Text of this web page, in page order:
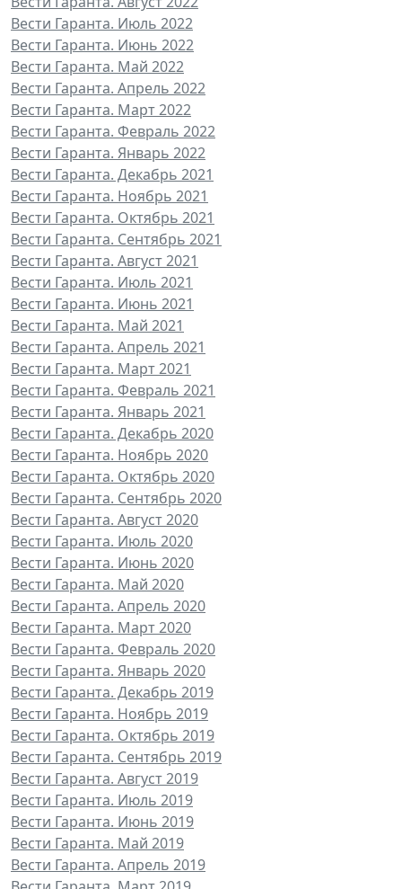
Вести Гаранта. Июль 2022
Вести Гаранта. Июнь 2022
Вести Гаранта. Май 2022
Вести Гаранта. Апрель 2022
Вести Гаранта. Март 2022
Вести Гаранта. Февраль 2022
Вести Гаранта. Январь 2022
Вести Гаранта. Декабрь 2021
Вести Гаранта. Ноябрь 2021
Вести Гаранта. Октябрь 2021
Вести Гаранта. Сентябрь 2021
Вести Гаранта. Август 2021
Вести Гаранта. Июль 2021
Вести Гаранта. Июнь 2021
Вести Гаранта. Май 2021
Вести Гаранта. Апрель 2021
Вести Гаранта. Март 2021
Вести Гаранта. Февраль 2021
Вести Гаранта. Январь 2021
Вести Гаранта. Декабрь 2020
Вести Гаранта. Ноябрь 2020
Вести Гаранта. Октябрь 2020
Вести Гаранта. Сентябрь 2020
Вести Гаранта. Август 2020
Вести Гаранта. Июль 2020
Вести Гаранта. Июнь 2020
Вести Гаранта. Май 2020
Вести Гаранта. Апрель 2020
Вести Гаранта. Март 2020
Вести Гаранта. Февраль 2020
Вести Гаранта. Январь 2020
Вести Гаранта. Декабрь 2019
Вести Гаранта. Ноябрь 2019
Вести Гаранта. Октябрь 2019
Вести Гаранта. Сентябрь 2019
Вести Гаранта. Август 2019
Вести Гаранта. Июль 2019
Вести Гаранта. Июнь 2019
Вести Гаранта. Май 2019
Вести Гаранта. Апрель 2019